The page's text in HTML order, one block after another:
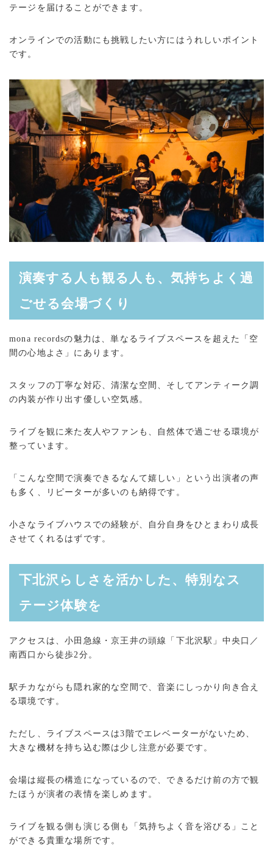
テージを届けることができます。
オンラインでの活動にも挑戦したい方にはうれしいポイント
です。
演奏する人も観る人も、気持ちよく過
ごせる会場づくり
mona recordsの魅力は、単なるライブスペースを超えた「空
間の心地よさ」にあります。
スタッフの丁寧な対応、清潔な空間、そしてアンティーク調
の内装が作り出す優しい空気感。
ライブを観に来た友人やファンも、自然体で過ごせる環境が
整っています。
「こんな空間で演奏できるなんて嬉しい」という出演者の声
も多く、リピーターが多いのも納得です。
小さなライブハウスでの経験が、自分自身をひとまわり成長
させてくれるはずです。
下北沢らしさを活かした、特別なス
テージ体験を
アクセスは、小田急線・京王井の頭線「下北沢駅」中央口／
南西口から徒歩2分。
駅チカながらも隠れ家的な空間で、音楽にしっかり向き合え
る環境です。
ただし、ライブスペースは3階でエレベーターがないため、
大きな機材を持ち込む際は少し注意が必要です。
会場は縦長の構造になっているので、できるだけ前の方で観
たほうが演者の表情を楽しめます。
ライブを観る側も演じる側も「気持ちよく音を浴びる」こと
ができる貴重な場所です。